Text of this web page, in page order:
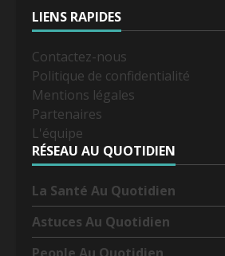
LIENS RAPIDES
Contactez-nous
Politique de confidentialité
Mentions légales
Partenaires
L'équipe
RÉSEAU AU QUOTIDIEN
La Santé Au Quotidien
Astuces Au Quotidien